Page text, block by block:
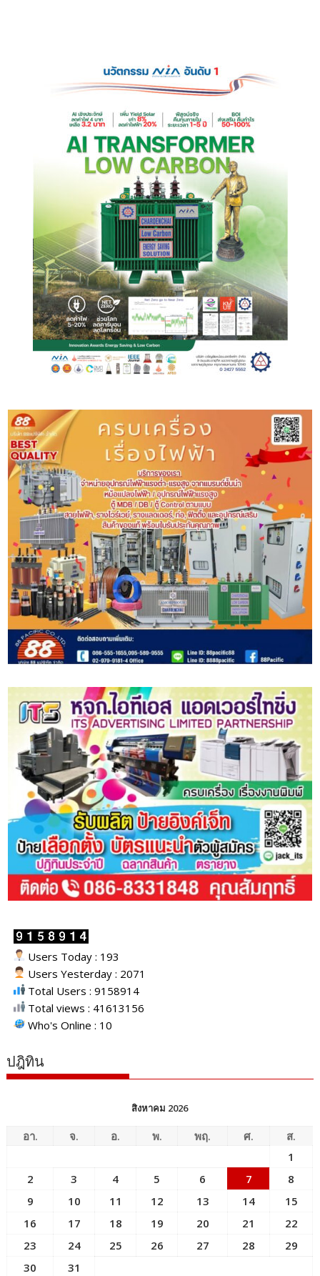
Users Today : 193
Users Yesterday : 2071
Total Users : 9158914
Total views : 41613156
Who's Online : 10
ปฎิทิน
สิงหาคม 2026
อา. จ. อ. พ. พฤ. ศ.
ส.
1
2
3 4 5 6 7
8
9
10 11 12 13 14
15
16
17 18 19 20 21
22
23
24 25 26 27 28
29
30
31